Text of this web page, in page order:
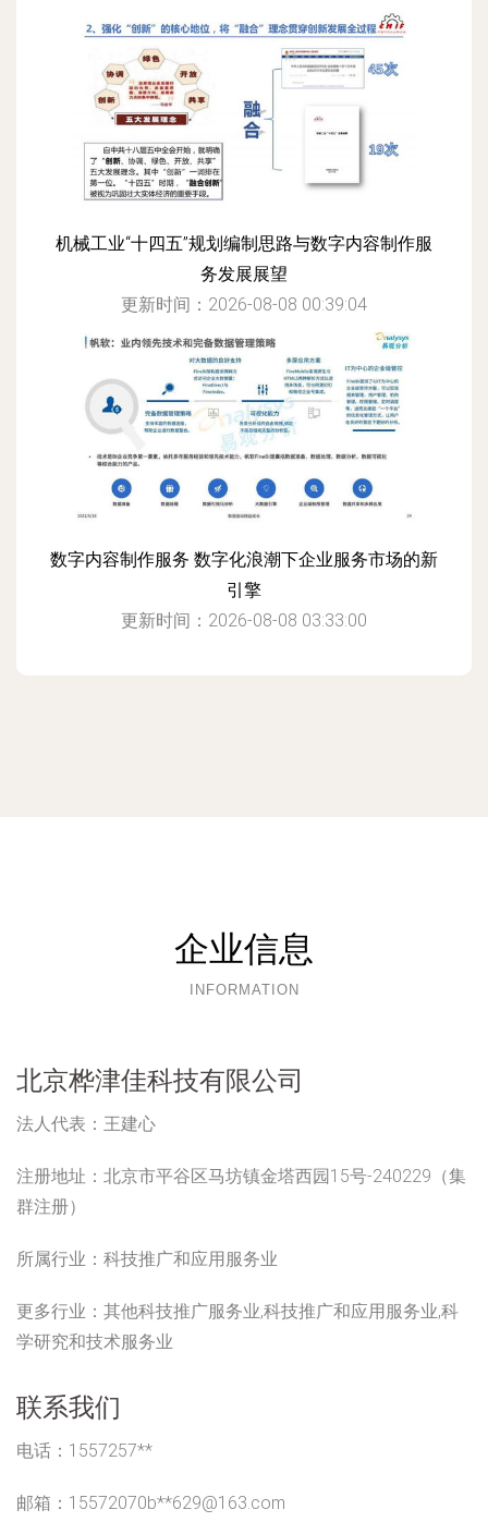
机械工业“十四五”规划编制思路与数字内容制作服
务发展展望
更新时间：2026-08-08 00:39:04
数字内容制作服务 数字化浪潮下企业服务市场的新
引擎
更新时间：2026-08-08 03:33:00
企业信息
INFORMATION
北京桦津佳科技有限公司
法人代表： 王建心
注册地址： 北京市平谷区马坊镇金塔西园15号-240229（集
群注册）
所属行业： 科技推广和应用服务业
更多行业： 其他科技推广服务业,科技推广和应用服务业,科
学研究和技术服务业
联系我们
电话：1557257**
邮箱：15572070b**629@163.com